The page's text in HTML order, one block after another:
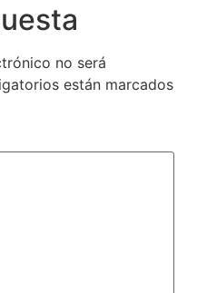
no será
están marcados